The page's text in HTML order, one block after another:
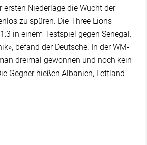
ersten Niederlage die Wucht der
zu spüren. Die Three Lions
in einem Testspiel gegen Senegal.
befand der Deutsche. In der WM-
dreimal gewonnen und noch kein
Gegner hießen Albanien, Lettland